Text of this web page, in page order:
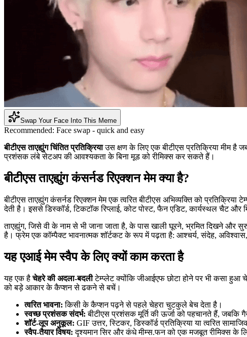
Swap Your Face Into This Meme
Recommended: Face swap - quick and easy
बीटीएस ताएह्युंग चिंतित प्रतिक्रियाउस क्षण के लिए एक बीटीएस प्रतिक्रिया मीम है
प्रशंसक लंबे सेटअप की आवश्यकता के बिना मूड को रीमिक्स कर सकते हैं।
बीटीएस ताएह्युंग कंसर्नड रिएक्शन मेम क्या है?
बीटीएस ताएह्युंग कंसर्नड रिएक्शन मेम एक त्वरित बीटीएस अभिव्यक्ति को
देती है। इससे डिस्कॉर्ड, टिकटॉक रिप्लाई, कोट पोस्ट, फैन एडिट, कार्यस्थल चैट और
ताएह्युंग, जिसे वी के नाम से भी जाना जाता है, के पास खाली घूरने, भ्रमित दिखने
है। फ्रेम एक कॉम्पैक्ट भावनात्मक शॉर्टकट के रूप में पढ़ता है: आश्चर्य, संदेह,
यह एआई मेम स्वैप के लिए क्यों काम करता है
यह एक हैचेहरे की अदला-बदलीटेम्प्लेट क्योंकि जीआईएफ छोटा होने पर भी कसा हुआ
को बड़े आकार के कैप्शन से ढकने से बचें।
त्वरित भावना: किसी के कैप्शन पढ़ने से पहले चेहरा चुटकुले बेच देता है।
स्वच्छ प्रशंसक संदर्भ: बीटीएस प्रशंसक मूर्ति की ऊर्जा को पहचानते हैं, जबकि
शॉर्ट-लूप अनुकूल: GIF उत्तर, स्टिकर, डिस्कॉर्ड प्रतिक्रिया या त्वरित
स्वैप-तैयार विषय: दृश्यमान सिर और कंधे मीम्स.फन को एक मजबूत रीमिक्स के